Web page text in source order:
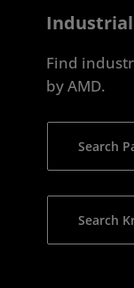
Industrial
Find
by AMD.
Search
Search